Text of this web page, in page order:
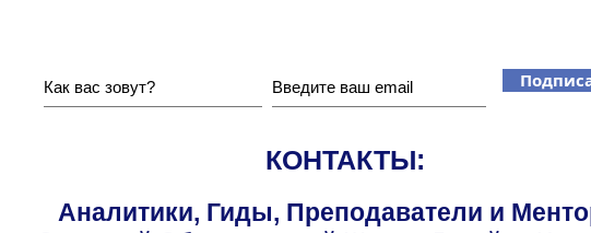
КОНТАКТЫ:
Аналитики, Гиды, Преподаватели и